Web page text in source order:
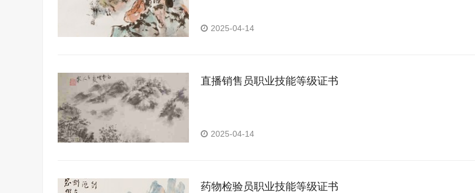
2025-04-14
直播销售员职业技能等级证书
2025-04-14
药物检验员职业技能等级证书